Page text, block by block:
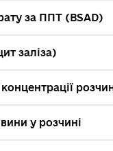
за ППТ (BSAD)
заліза)
у розчині